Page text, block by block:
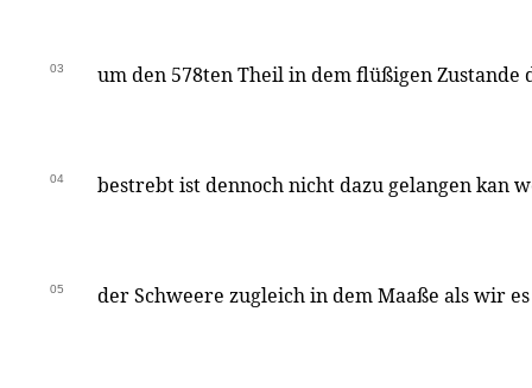
03 um den 578ten Theil in dem flüßigen Zustande
04 bestrebt ist dennoch nicht dazu gelangen kan
05 der Schweere zugleich in dem Maaße als wir